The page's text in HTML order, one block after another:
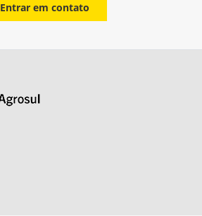
Entrar em contato